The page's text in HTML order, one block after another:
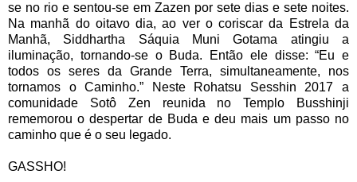
se no rio e sentou-se em Zazen por sete dias e sete noites.
Na manhã do oitavo dia, ao ver o coriscar da Estrela da
Manhã, Siddhartha Sáquia Muni Gotama atingiu a
iluminação, tornando-se o Buda. Então ele disse: “Eu e
todos os seres da Grande Terra, simultaneamente, nos
tornamos o Caminho.” Neste Rohatsu Sesshin 2017 a
comunidade Sotô Zen reunida no Templo Busshinji
rememorou o despertar de Buda e deu mais um passo no
caminho que é o seu legado.
GASSHO!